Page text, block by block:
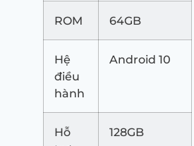
ROM 64GB
Hệ
điều
hành
Android 10
Hỗ
128GB